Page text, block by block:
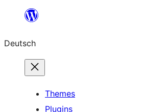
springen
Deutsch
Themes
Plugins